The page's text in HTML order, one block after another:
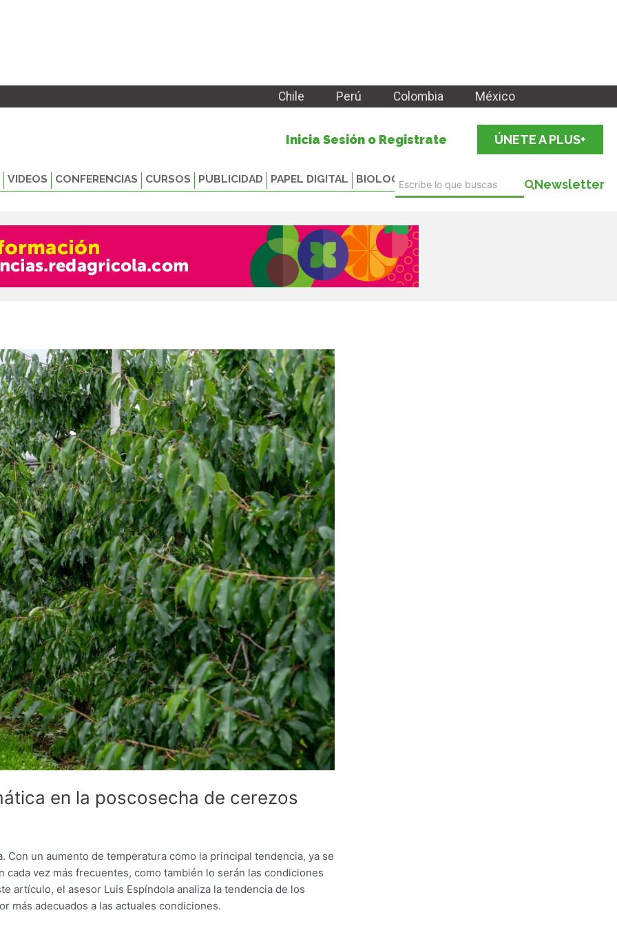
Chile Perú Colombia México
Inicia Sesión o Registrate ÚNETE A PLUS+
VIDEOS CONFERENCIAS CURSOS PUBLICIDAD PAPEL DIGITAL BIOLOGICALS Newsletter
en la poscosecha de cerezos
un aumento de temperatura como la principal tendencia, ya se
vez más frecuentes, como también lo serán las condiciones
artículo, el asesor Luis Espíndola analiza la tendencia de los
más adecuados a las actuales condiciones.